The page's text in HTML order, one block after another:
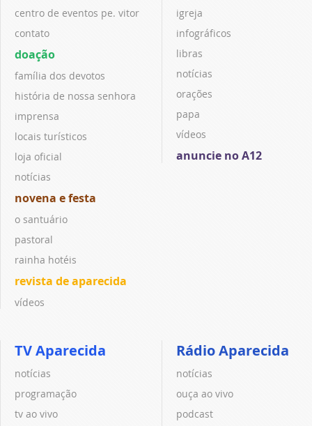
centro de eventos pe. vitor
contato
doação
família dos devotos
história de nossa senhora
imprensa
locais turísticos
loja oficial
notícias
novena e festa
o santuário
pastoral
rainha hotéis
revista de aparecida
vídeos
igreja
infográficos
libras
notícias
orações
papa
vídeos
anuncie no A12
TV Aparecida
notícias
programação
tv ao vivo
Rádio Aparecida
notícias
ouça ao vivo
podcast